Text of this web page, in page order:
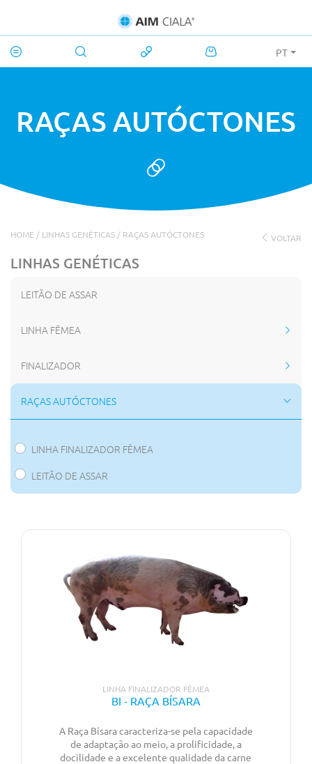
PT
RAÇAS AUTÓCTONES
HOME / LINHAS GENÉTICAS / RAÇAS AUTÓCTONES VOLTAR
LINHAS GENÉTICAS
LEITÃO DE ASSAR
LINHA FÊMEA
FINALIZADOR
RAÇAS AUTÓCTONES
LINHA FINALIZADOR FÊMEA
LEITÃO DE ASSAR
LINHA FINALIZADOR FÊMEA
BI - RAÇA BÍSARA
A Raça Bísara caracteriza-se pela capacidade
de adaptação ao meio, a prolificidade, a
docilidade e a excelente qualidade da carne